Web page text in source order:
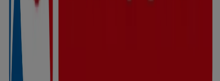
1.9 km